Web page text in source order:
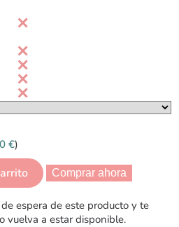
€)
Comprar ahora
espera de este producto y te
vuelva a estar disponible.